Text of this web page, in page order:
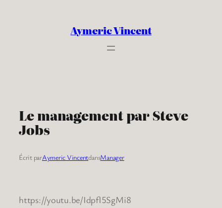
Aymeric Vincent
Le management par Steve
Jobs
Écrit parAymeric VincentdansManager
https://youtu.be/IdpfI5SgMi8